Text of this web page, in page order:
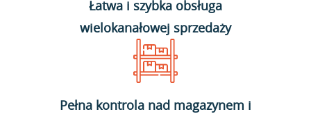
Łatwa i szybka obsługa
wielokanałowej sprzedaży
Pełna kontrola nad magazynem i